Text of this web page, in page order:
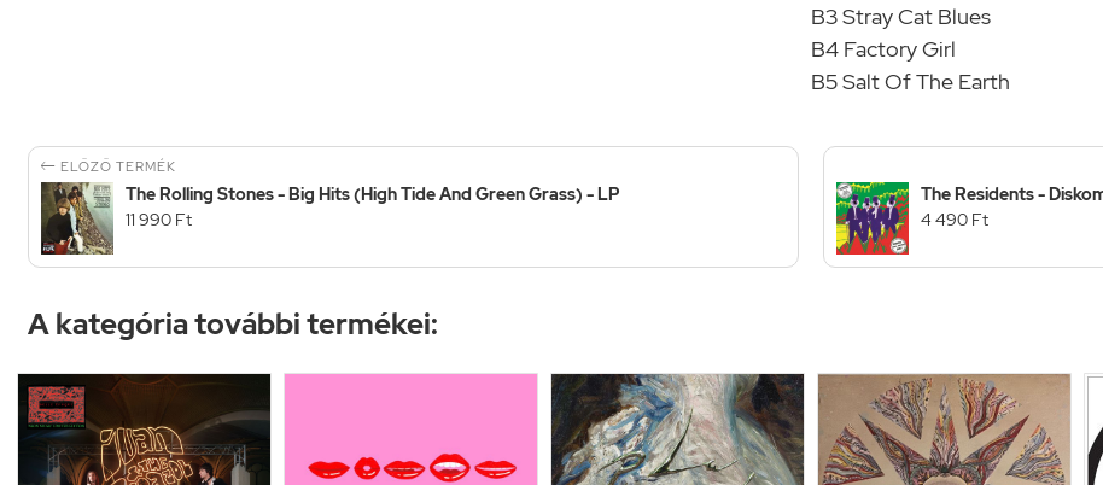
B3 Stray Cat Blues
B4 Factory Girl
B5 Salt Of The Earth
 ELŐZŐ TERMÉK
The Rolling Stones - Big Hits (High Tide And Green Grass) - LP
11 990 Ft
The Residents -
4 490 Ft
A kategória további termékei: